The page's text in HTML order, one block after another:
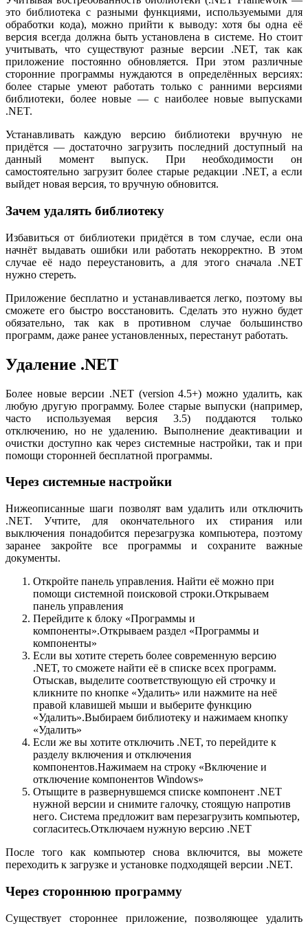
это библиотека с разными функциями, используемыми для
обработки кода), можно прийти к выводу: хотя бы одна её
версия всегда должна быть установлена в системе. Но стоит
учитывать, что существуют разные версии .NET, так как
приложение постоянно обновляется. При этом различные
сторонние программы нуждаются в определённых версиях:
более старые умеют работать только с ранними версиями
библиотеки, более новые — с наиболее новые выпусками
.NET.
Устанавливать каждую версию библиотеки вручную не
придётся — достаточно загрузить последний доступный на
данный момент выпуск. При необходимости он
самостоятельно загрузит более старые редакции .NET, а если
выйдет новая версия, то вручную обновится.
Зачем удалять библиотеку
Избавиться от библиотеки придётся в том случае, если она
начнёт выдавать ошибки или работать некорректно. В этом
случае её надо переустановить, а для этого сначала .NET
нужно стереть.
Приложение бесплатно и устанавливается легко, поэтому вы
сможете его быстро восстановить. Сделать это нужно будет
обязательно, так как в противном случае большинство
программ, даже ранее установленных, перестанут работать.
Удаление .NET
Более новые версии .NET (version 4.5+) можно удалить, как
любую другую программу. Более старые выпуски (например,
часто используемая версия 3.5) поддаются только
отключению, но не удалению. Выполнение деактивации и
очистки доступно как через системные настройки, так и при
помощи сторонней бесплатной программы.
Через системные настройки
Нижеописанные шаги позволят вам удалить или отключить
.NET. Учтите, для окончательного их стирания или
выключения понадобится перезагрузка компьютера, поэтому
заранее закройте все программы и сохраните важные
документы.
Откройте панель управления. Найти её можно при
помощи системной поисковой строки.Открываем
панель управления
Перейдите к блоку «Программы и
компоненты».Открываем раздел «Программы и
компоненты»
Если вы хотите стереть более современную версию
.NET, то сможете найти её в списке всех программ.
Отыскав, выделите соответствующую ей строчку и
кликните по кнопке «Удалить» или нажмите на неё
правой клавишей мыши и выберите функцию
«Удалить».Выбираем библиотеку и нажимаем кнопку
«Удалить»
Если же вы хотите отключить .NET, то перейдите к
разделу включения и отключения
компонентов.Нажимаем на строку «Включение и
отключение компонентов Windows»
Отыщите в развернувшемся списке компонент .NET
нужной версии и снимите галочку, стоящую напротив
него. Система предложит вам перезагрузить компьютер,
согласитесь.Отключаем нужную версию .NET
После того как компьютер снова включится, вы можете
переходить к загрузке и установке подходящей версии .NET.
Через стороннюю программу
Существует стороннее приложение, позволяющее удалить